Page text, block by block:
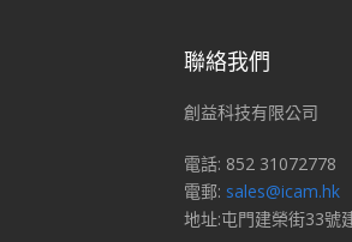
聯絡我們
創益科技有限公司
電話: 852 31072778
電郵: sales@icam.hk
地址:屯門建榮街33號